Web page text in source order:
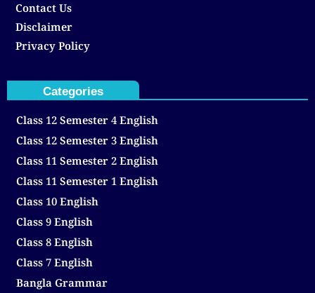
Contact Us
Disclaimer
Privacy Policy
Categories
Class 12 Semester 4 English
Class 12 Semester 3 English
Class 11 Semester 2 English
Class 11 Semester 1 English
Class 10 English
Class 9 English
Class 8 English
Class 7 English
Bangla Grammar